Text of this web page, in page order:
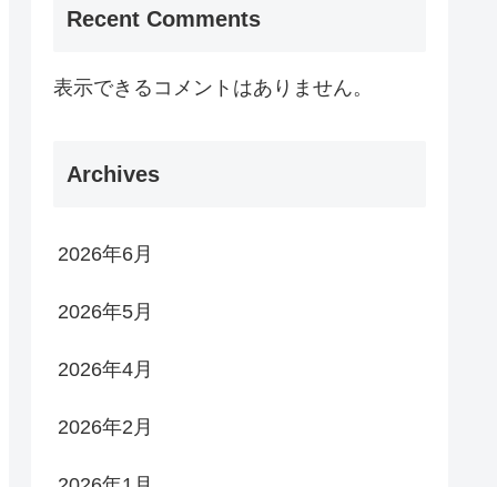
Recent Comments
表示できるコメントはありません。
Archives
2026年6月
2026年5月
2026年4月
2026年2月